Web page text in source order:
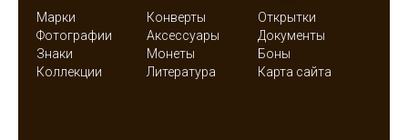
Марки Конверты
Открытки
Фотографии
Аксессуары
Документы
Знаки
Монеты
Боны
Коллекции
Литература Карта сайта